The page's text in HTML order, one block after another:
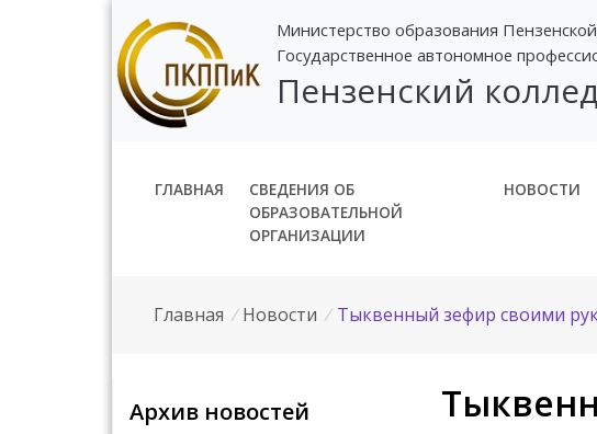
Министерство образования
Государственное автономное
Пензенский
ГЛАВНАЯ
СВЕДЕНИЯ ОБ
ОБРАЗОВАТЕЛЬНОЙ
ОРГАНИЗАЦИИ
НОВОСТИ
Главная / Новости / Тыквенный зефир своими
Архив новостей